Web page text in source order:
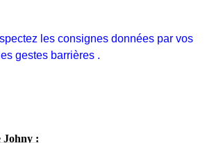
les consignes données par vos
gestes barrières .
Johny :